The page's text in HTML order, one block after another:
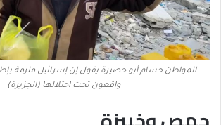
المواطن حسام أبو حصيرة يقول إن إسرائيل ملزمة
واقعون تحت احتلالها (الجزيرة)